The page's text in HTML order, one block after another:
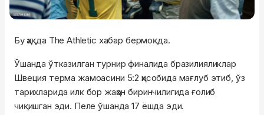
Бу ҳақда The Athletic хабар бермоқда.
Ўшанда ўтказилган турнир финалида бразилияликлар
Швеция терма жамоасини 5:2 ҳисобида мағлуб этиб, ўз
тарихларида илк бор жаҳон биринчилигида ғолиб
чиқишган эди. Пеле ўшанда 17 ёшда эди.